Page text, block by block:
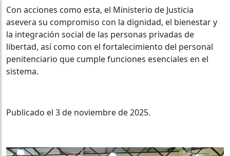
Con acciones como esta, el Ministerio de Justicia
asevera su compromiso con la dignidad, el bienestar y
la integración social de las personas privadas de
libertad, así como con el fortalecimiento del personal
penitenciario que cumple funciones esenciales en el
sistema.
Publicado el 3 de noviembre de 2025.